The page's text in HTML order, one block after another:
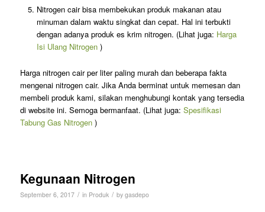
Nitrogen cair bisa membekukan produk makanan atau
minuman dalam waktu singkat dan cepat. Hal ini terbukti
dengan adanya produk es krim nitrogen. (Lihat juga: Harga
Isi Ulang Nitrogen)
Harga nitrogen cair per liter paling murah dan beberapa fakta
mengenai nitrogen cair. Jika Anda berminat untuk memesan dan
membeli produk kami, silakan menghubungi kontak yang tersedia
di website ini. Semoga bermanfaat. (Lihat juga: Spesifikasi
Tabung Gas Nitrogen)
Kegunaan Nitrogen
September 6, 2017 / in Produk / by gasdepo